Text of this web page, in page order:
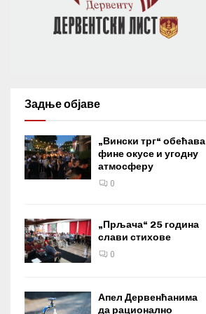
Задње објаве
„Вински трг“ обећава
фине окусе и угодну
атмосферу
0
„Прљача“ 25 година
слави стихове
0
Апел Дервенћанима
да рационално